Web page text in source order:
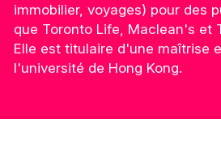
immobilier, voyages) pour des
que Toronto Life, Maclean's et
Elle est titulaire d'une maîtrise
l'université de Hong Kong.